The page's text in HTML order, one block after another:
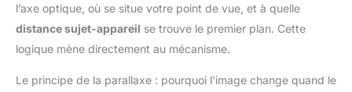
l’axe optique, où se situe votre point de vue, et à quelle
distance sujet-appareil se trouve le premier plan. Cette
logique mène directement au mécanisme.
Le principe de la parallaxe : pourquoi l’image change quand le